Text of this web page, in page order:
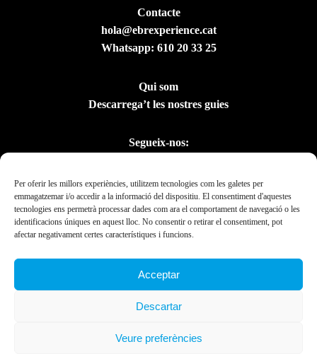
Per oferir les millors experiències, utilitzem tecnologies com les galetes per
emmagatzemar i/o accedir a la informació del dispositiu. El consentiment d'aquestes
tecnologies ens permetrà processar dades com ara el comportament de navegació o les
identificacions úniques en aquest lloc. No consentir o retirar el consentiment, pot
afectar negativament certes característiques i funcions.
Acceptar
Descartar
Veure preferències
Contacte
hola@ebrexperience.cat
Whatsapp: 610 20 33 25
Qui som
Descarrega’t les nostres guies
Segueix-nos:
Presidència